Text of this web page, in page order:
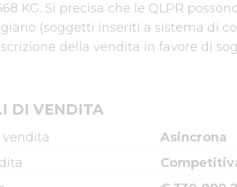
KG. Si precisa che le QLPR
(soggetti inseriti a sistema di
della vendita in favore di
DI VENDITA
Asincrona